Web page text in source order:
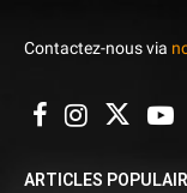
Contactez-nous via
ARTICLES